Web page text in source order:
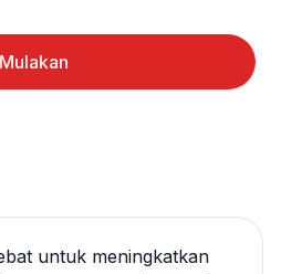
Mulakan
untuk meningkatkan